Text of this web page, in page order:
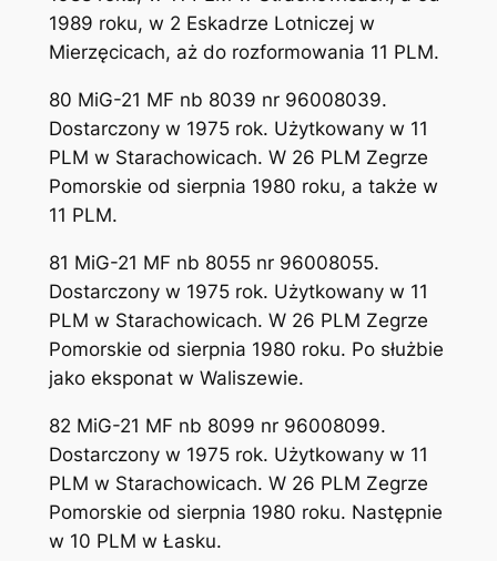
1989 roku, w 2 Eskadrze Lotniczej w
Mierzęcicach, aż do rozformowania 11 PLM.
80 MiG-21 MF nb 8039 nr 96008039.
Dostarczony w 1975 rok. Użytkowany w 11
PLM w Starachowicach. W 26 PLM Zegrze
Pomorskie od sierpnia 1980 roku, a także w
11 PLM.
81 MiG-21 MF nb 8055 nr 96008055.
Dostarczony w 1975 rok. Użytkowany w 11
PLM w Starachowicach. W 26 PLM Zegrze
Pomorskie od sierpnia 1980 roku. Po służbie
jako eksponat w Waliszewie.
82 MiG-21 MF nb 8099 nr 96008099.
Dostarczony w 1975 rok. Użytkowany w 11
PLM w Starachowicach. W 26 PLM Zegrze
Pomorskie od sierpnia 1980 roku. Następnie
w 10 PLM w Łasku.